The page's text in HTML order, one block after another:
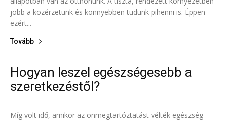
jobb a közérzetünk és könnyebben tudunk pihenni is. Éppen
ezért...
Tovább
Hogyan leszel egészségesebb a
szeretkezéstől?
Mindennapi egészség
Míg volt idő, amikor az önmegtartóztatást vélték egészség